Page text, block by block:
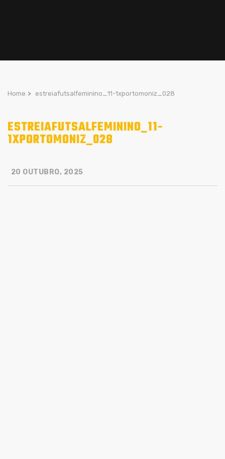
Home > estreiafutsalfeminino_11-1xportomoniz_028
ESTREIAFUTSALFEMININO_11-
1XPORTOMONIZ_028
20 OUTUBRO, 2025